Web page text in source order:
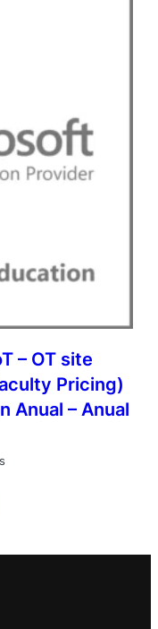
– OT site
Pricing)
Anual – Anual